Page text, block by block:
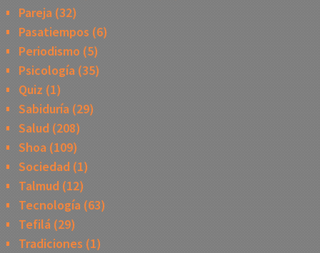
Pareja(32)
Pasatiempos (6)
Periodismo (5)
Psicología(35)
Quiz (1)
Sabiduría(29)
Salud (208)
Shoa(109)
Sociedad(1)
Talmud (12)
Tecnología(63)
Tefilá(29)
Tradiciones (1)